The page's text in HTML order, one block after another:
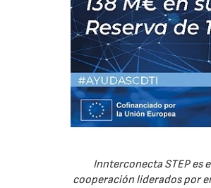
Innterconecta STEP es
cooperación liderados por